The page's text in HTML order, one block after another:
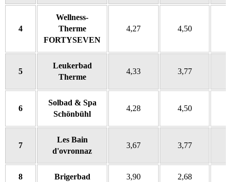
4
Wellness-
Therme
FORTYSEVEN
4,27 4,50
5
Leukerbad
Therme
4,33 3,77
6
Solbad & Spa
Schönbühl
4,28 4,50
7
Les Bain
d'ovronnaz
3,67 3,77
8 Brigerbad 3,90 2,68